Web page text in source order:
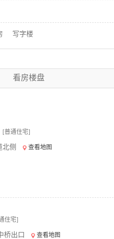
写字楼
看房楼盘
[普通住宅]
北侧
查看地图
住宅]
桥出口
查看地图